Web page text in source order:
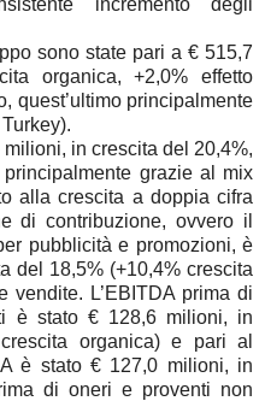
sono state pari a € 515,7
organica, +2,0% effetto
quest’ultimo principalmente
milioni, in crescita del 20,4%,
grazie al mix
alla crescita a doppia cifra
di contribuzione, ovvero il
pubblicità e promozioni, è
del 18,5% (+10,4% crescita
L’EBITDA prima di
è stato € 128,6 milioni, in
organica) e pari al
è stato € 127,0 milioni, in
di oneri e proventi non